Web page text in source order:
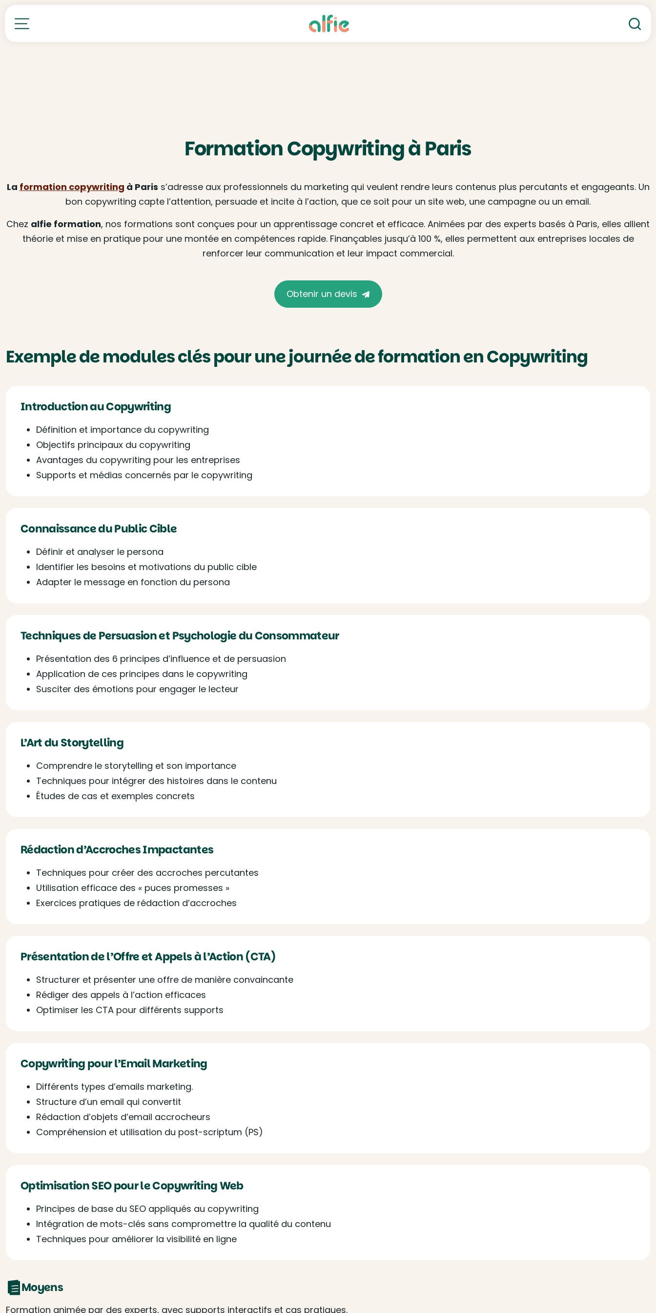
Formation Copywriting à Paris
La formation copywriting à Paris s’adresse aux professionnels du marketing qui veulent rendre leurs contenus plus percutants et engageants. Un
bon copywriting capte l’attention, persuade et incite à l’action, que ce soit pour un site web, une campagne ou un email.
Chez alfie formation, nos formations sont conçues pour un apprentissage concret et efficace. Animées par des experts basés à Paris, elles allient
théorie et mise en pratique pour une montée en compétences rapide. Finançables jusqu’à 100 %, elles permettent aux entreprises locales de
renforcer leur communication et leur impact commercial.
Obtenir un devis
Exemple de modules clés pour une journée de formation en Copywriting
Introduction au Copywriting
Définition et importance du copywriting
Objectifs principaux du copywriting
Avantages du copywriting pour les entreprises
Supports et médias concernés par le copywriting
Connaissance du Public Cible
Définir et analyser le persona
Identifier les besoins et motivations du public cible
Adapter le message en fonction du persona
Techniques de Persuasion et Psychologie du Consommateur
Présentation des 6 principes d’influence et de persuasion
Application de ces principes dans le copywriting
Susciter des émotions pour engager le lecteur
L’Art du Storytelling
Comprendre le storytelling et son importance
Techniques pour intégrer des histoires dans le contenu
Études de cas et exemples concrets
Rédaction d’Accroches Impactantes
Techniques pour créer des accroches percutantes
Utilisation efficace des « puces promesses »
Exercices pratiques de rédaction d’accroches
Présentation de l’Offre et Appels à l’Action (CTA)
Structurer et présenter une offre de manière convaincante
Rédiger des appels à l’action efficaces
Optimiser les CTA pour différents supports
Copywriting pour l’Email Marketing
Différents types d’emails marketing.
Structure d’un email qui convertit
Rédaction d’objets d’email accrocheurs
Compréhension et utilisation du post-scriptum (PS)
Optimisation SEO pour le Copywriting Web
Principes de base du SEO appliqués au copywriting
Intégration de mots-clés sans compromettre la qualité du contenu
Techniques pour améliorer la visibilité en ligne
Moyens
Formation animée par des experts, avec supports interactifs et cas pratiques.